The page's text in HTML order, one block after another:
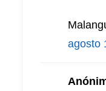
agosto